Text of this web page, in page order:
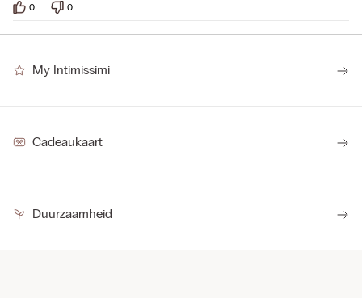
0 0
My Intimissimi
Cadeaukaart
Duurzaamheid